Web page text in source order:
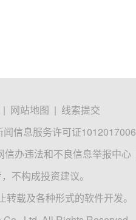
| 网站地图 | 线索提交
闻信息服务许可证
信办违法和不良信息举报中心
不构成投资建议。
载及各种形式的软件开发。